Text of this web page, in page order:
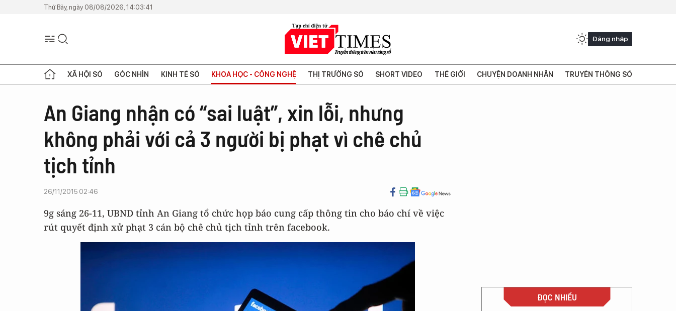
Thứ Bảy, ngày 08/08/2026, 14:03:41
Đăng nhập
XÃ HỘI SỐ GÓC NHÌN KINH TẾ SỐ KHOA HỌC - CÔNG NGHỆ THỊ TRƯỜNG SỐ SHORT VIDEO THẾ GIỚI CHUYỆN DOANH NHÂN TRUYỀN THÔNG SỐ
An Giang nhận có “sai luật”, xin lỗi, nhưng
không phải với cả 3 người bị phạt vì chê chủ
tịch tỉnh
26/11/2015 02:46
9g sáng 26-11, UBND tỉnh An Giang tổ chức họp báo cung cấp thông tin cho báo chí về việc
rút quyết định xử phạt 3 cán bộ chê chủ tịch tỉnh trên facebook.
ĐỌC NHIỀU